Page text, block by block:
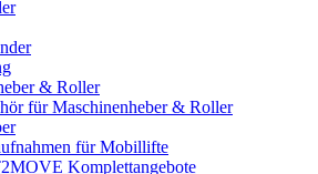
& Roller
für Maschinenheber & Roller
für Mobillifte
Komplettangebote